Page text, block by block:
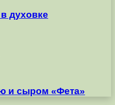
духовке
и сыром «Фета»